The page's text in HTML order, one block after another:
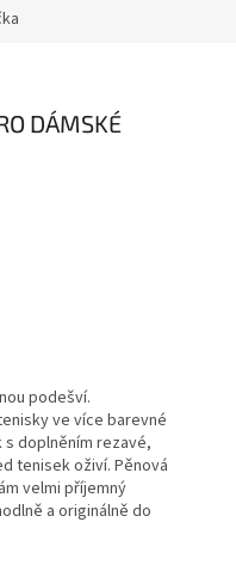
DÁMSKÉ
podešví.
ve více barevné
doplněním rezavé,
tenisek oživí. Pěnová
velmi příjemný
a originálně do